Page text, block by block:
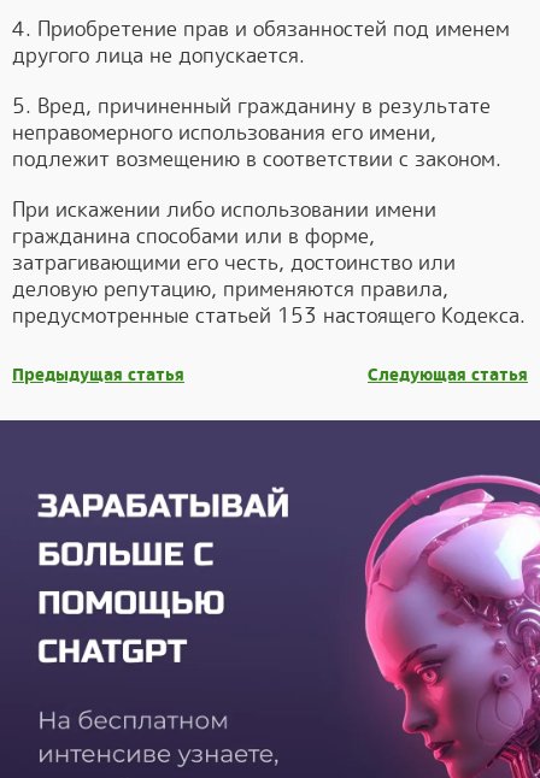
4. Приобретение прав и обязанностей под именем
другого лица не допускается.
5. Вред, причиненный гражданину в результате
неправомерного использования его имени,
подлежит возмещению в соответствии с законом.
При искажении либо использовании имени
гражданина способами или в форме,
затрагивающими его честь, достоинство или
деловую репутацию, применяются правила,
предусмотренные статьей 153 настоящего Кодекса.
Предыдущая статья Следующая статья